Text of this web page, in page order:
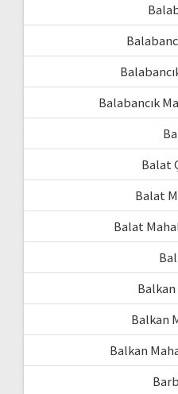
Balabancık
Balat
Balat
Balat
Balkan
Balkan